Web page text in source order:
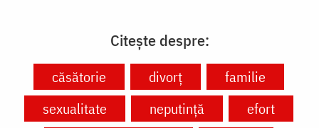
Citește despre:
căsătorie divorț
familie
sexualitate
neputință
efort